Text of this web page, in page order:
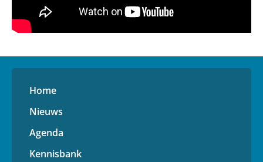
Home
Nieuws
Agenda
Kennisbank